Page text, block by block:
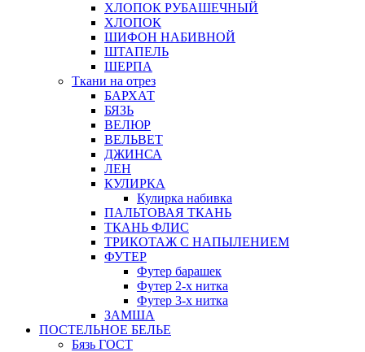
ХЛОПОК РУБАШЕЧНЫЙ
ХЛОПОК
ШИФОН НАБИВНОЙ
ШТАПЕЛЬ
ШЕРПА
Ткани на отрез
БАРХАТ
БЯЗЬ
ВЕЛЮР
ВЕЛЬВЕТ
ДЖИНСА
ЛЕН
КУЛИРКА
Кулирка набивка
ПАЛЬТОВАЯ ТКАНЬ
ТКАНЬ ФЛИС
ТРИКОТАЖ С НАПЫЛЕНИЕМ
ФУТЕР
Футер барашек
Футер 2-х нитка
Футер 3-х нитка
ЗАМША
ПОСТЕЛЬНОЕ БЕЛЬЕ
Бязь ГОСТ